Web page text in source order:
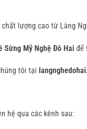
lượng cao từ Làng
Sừng Mỹ Nghệ Đô Hai để
tôi tại
hệ qua các kênh sau: